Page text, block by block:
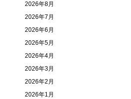
2026年8月
2026年7月
2026年6月
2026年5月
2026年4月
2026年3月
2026年2月
2026年1月